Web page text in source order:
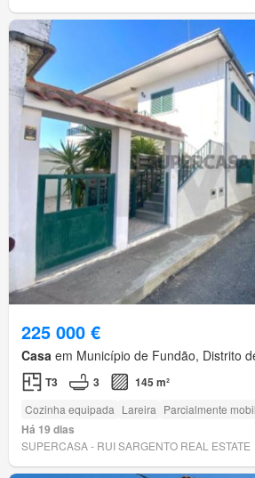
225 000 €
Casa em Município de Fundão, Distrito
T3 3 145 m²
Cozinha equipada Lareira Parcialmente
Há 19 dias
SUPERCASA - RUI SARGENTO REAL ESTATE